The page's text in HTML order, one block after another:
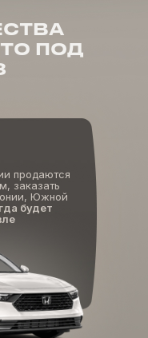
ПОД
продаются
заказать
Южной
будет